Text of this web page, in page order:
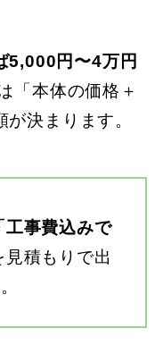
5,000円〜4万円
「本体の価格＋
決まります。
工事費込みで
見積もりで出